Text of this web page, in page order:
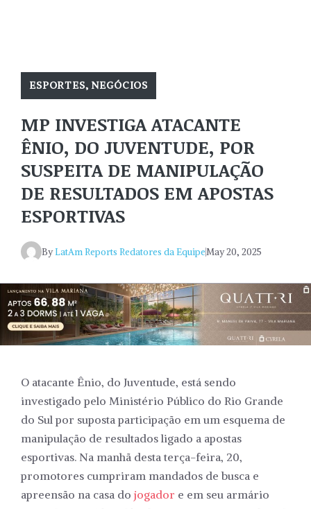
ESPORTES, NEGÓCIOS
MP INVESTIGA ATACANTE
ÊNIO, DO JUVENTUDE, POR
SUSPEITA DE MANIPULAÇÃO
DE RESULTADOS EM APOSTAS
ESPORTIVAS
ByLatAm Reports Redatores da EquipeMay 20, 2025
O atacante Ênio, do Juventude, está sendo
investigado pelo Ministério Público do Rio Grande
do Sul por suposta participação em um esquema de
manipulação de resultados ligado a apostas
esportivas. Na manhã desta terça-feira, 20,
promotores cumpriram mandados de busca e
apreensão na casa do jogador e em seu armário